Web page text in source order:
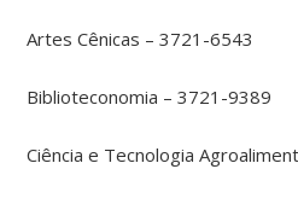
Artes Cênicas – 3721-6543
Biblioteconomia – 3721-9389
Ciência e Tecnologia